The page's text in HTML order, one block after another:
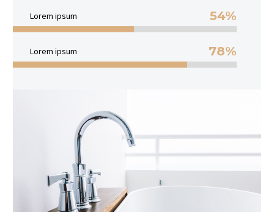
Lorem ipsum 54%
Lorem ipsum 78%